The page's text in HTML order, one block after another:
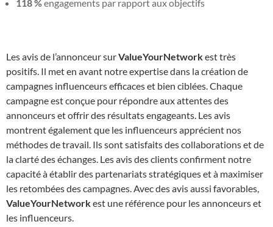
118 %engagements par rapport aux objectifs
Les avis de l’annonceur surValueYourNetworkest très
positifs. Il met en avant notre expertise dans la création de
campagnes influenceurs efficaces et bien ciblées. Chaque
campagne est conçue pour répondre aux attentes des
annonceurs et offrir des résultats engageants. Les avis
montrent également que les influenceurs apprécient nos
méthodes de travail. Ils sont satisfaits des collaborations et de
la clarté des échanges. Les avis des clients confirment notre
capacité à établir des partenariats stratégiques et à maximiser
les retombées des campagnes. Avec des avis aussi favorables,
ValueYourNetworkest une référence pour les annonceurs et
les influenceurs.